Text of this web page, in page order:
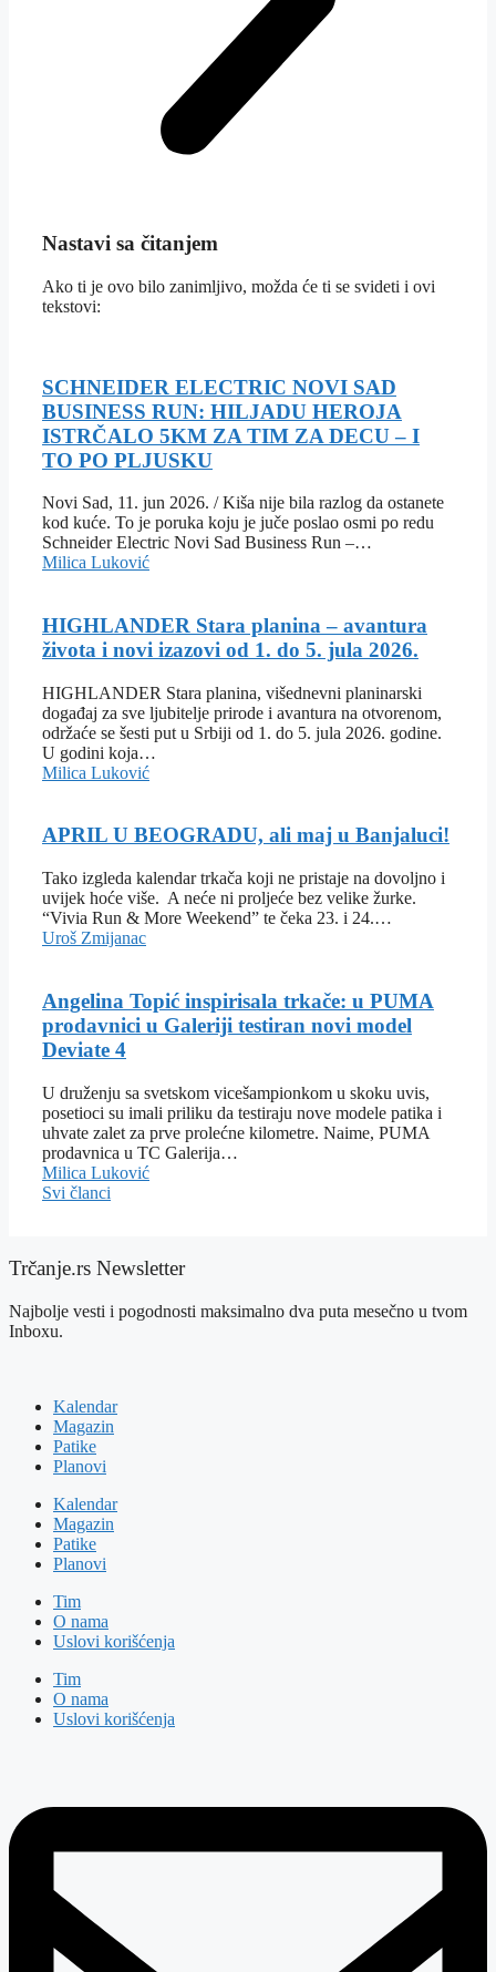
Nastavi sa čitanjem
Ako ti je ovo bilo zanimljivo, možda će ti se svideti i ovi
tekstovi:
SCHNEIDER ELECTRIC NOVI SAD
BUSINESS RUN: HILJADU HEROJA
ISTRČALO 5KM ZA TIM ZA DECU – I
TO PO PLJUSKU
Novi Sad, 11. jun 2026. / Kiša nije bila razlog da ostanete
kod kuće. To je poruka koju je juče poslao osmi po redu
Schneider Electric Novi Sad Business Run –…
Milica Luković
HIGHLANDER Stara planina – avantura
života i novi izazovi od 1. do 5. jula 2026.
HIGHLANDER Stara planina, višednevni planinarski
događaj za sve ljubitelje prirode i avantura na otvorenom,
održaće se šesti put u Srbiji od 1. do 5. jula 2026. godine.
U godini koja…
Milica Luković
APRIL U BEOGRADU, ali maj u Banjaluci!
Tako izgleda kalendar trkača koji ne pristaje na dovoljno i
uvijek hoće više. A neće ni proljeće bez velike žurke.
“Vivia Run & More Weekend” te čeka 23. i 24.…
Uroš Zmijanac
Angelina Topić inspirisala trkače: u PUMA
prodavnici u Galeriji testiran novi model
Deviate 4
U druženju sa svetskom vicešampionkom u skoku uvis,
posetioci su imali priliku da testiraju nove modele patika i
uhvate zalet za prve prolećne kilometre. Naime, PUMA
prodavnica u TC Galerija…
Milica Luković
Svi članci
Trčanje.rs Newsletter
Najbolje vesti i pogodnosti maksimalno dva puta mesečno u tvom
Inboxu.
Kalendar
Magazin
Patike
Planovi
Kalendar
Magazin
Patike
Planovi
Tim
O nama
Uslovi korišćenja
Tim
O nama
Uslovi korišćenja